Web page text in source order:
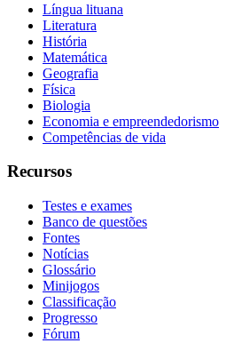
Língua lituana
Literatura
História
Matemática
Geografia
Física
Biologia
Economia e empreendedorismo
Competências de vida
Recursos
Testes e exames
Banco de questões
Fontes
Notícias
Glossário
Minijogos
Classificação
Progresso
Fórum